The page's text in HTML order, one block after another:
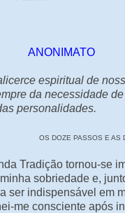
ANONIMATO
espiritual de
da necessidade
personalidades.
OS DOZE PASSOS E AS
Tradição tornou-se
sobriedade e,
ser indispensável em
me consciente após